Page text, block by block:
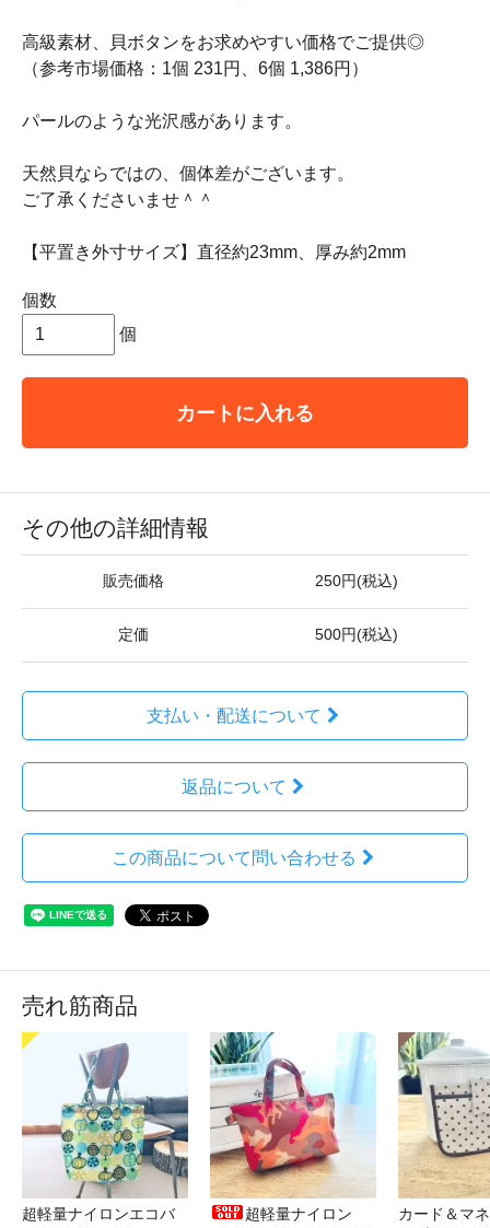
高級素材、貝ボタンをお求めやすい価格でご提供◎
（参考市場価格：1個 231円、6個 1,386円）
パールのような光沢感があります。
天然貝ならではの、個体差がございます。
ご了承くださいませ＾＾
【平置き外寸サイズ】直径約23mm、厚み約2mm
個数
個
カートに入れる
その他の詳細情報
販売価格 250円(税込)
定価 500円(税込)
支払い・配送について
返品について
この商品について問い合わせる
売れ筋商品
超軽量ナイロンエコバ
超軽量ナイロン
カード＆マ